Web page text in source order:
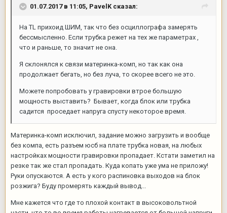
01.07.2017 в 11:05, PavelK сказал:
На TL прихоид ШИМ, так что без осциллографа замерять
бессмысленно. Если трубка режет на тех же параметрах ,
что и раньше, то значит не она.
Я склонялся к связи материнка-комп, но так как она
продолжает бегать, но без луча, то скорее всего не это.
Можете попробовать у гравировки втрое большую
мощность выставить? Бывает, когда блок или трубка
садится проседает напруга спусту некоторое время.
Материнка-комп исключил, задание можно загрузить и вообще
без компа, есть разъем юсб на плате трубка новая, на любых
настройках мощности гравировки пропадает. Кстати заметил на
резке так же стал пропадать. Куда копать уже ума не приложу!
Руки опускаются. А есть у кого распиновка выходов на блок
розжига? Буду промерять каждый вывод...
Мне кажется что где то плохой контакт в высоковольтной